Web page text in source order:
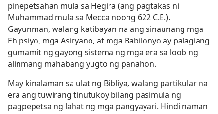
pinepetsahan mula sa Hegira (ang pagtakas ni
Muhammad mula sa Mecca noong 622 C.E.).
Gayunman, walang katibayan na ang sinaunang mga
Ehipsiyo, mga Asiryano, at mga Babilonyo ay palagiang
gumamit ng gayong sistema ng mga era sa loob ng
alinmang mahabang yugto ng panahon.
May kinalaman sa ulat ng Bibliya, walang partikular na
era ang tuwirang tinutukoy bilang pasimula ng
pagpepetsa ng lahat ng mga pangyayari. Hindi naman